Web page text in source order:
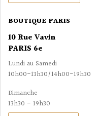
BOUTIQUE PARIS
10 Rue Vavin
PARIS 6e
Lundi au Samedi
10h00-13h30/14h00-19h30
Dimanche
13h30 - 19h30